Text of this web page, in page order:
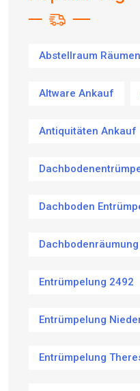
Abstellraum
Altware Ankauf
Antiquitäten Ankauf
Dachboden
Dachbodenräumung
Entrümpelung 2492
Entrümpelung
Entrümpelung